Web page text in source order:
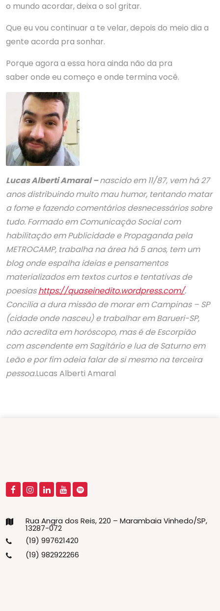
o mundo acordar, deixa o sol gritar.
Que eu vou continuar a te velar, depois do meio dia a
gente acorda pra sonhar.
Porque agora a essa hora ainda não da pra
saber onde eu começo e onde termina você.
Lucas Alberti Amaral –nascido em 11/87, vem há 27
anos distribuindo muito mau humor, tentando matar
a fome e fazendo comentários desnecessários sobre
tudo. Formado em Comunicação Social com
habilitação em Publicidade e Propaganda pela
METROCAMP, trabalha na área há 5 anos, tem um
blog onde espalha ideias e pensamentos
materializados em textos curtos e tentativas de
poesiashttps://quaseinedito.wordpress.com/.
Concilia a dura missão de morar em Campinas – SP
(cidade onde nasceu) e trabalhar em Barueri-SP,
não acredita em horóscopo, mas é de Escorpião
com ascendente em Sagitário e lua de Saturno em
Leão e por fim odeia falar de si mesmo na terceira
pessoa.Lucas Alberti Amaral
Rua Angra dos Reis, 220 – Marambaia Vinhedo/SP,
13287-072
(19) 997621420
(19) 982922266